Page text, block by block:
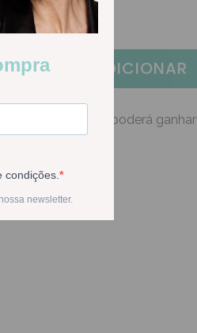
ADICIONAR
deste produto poderá ganhar